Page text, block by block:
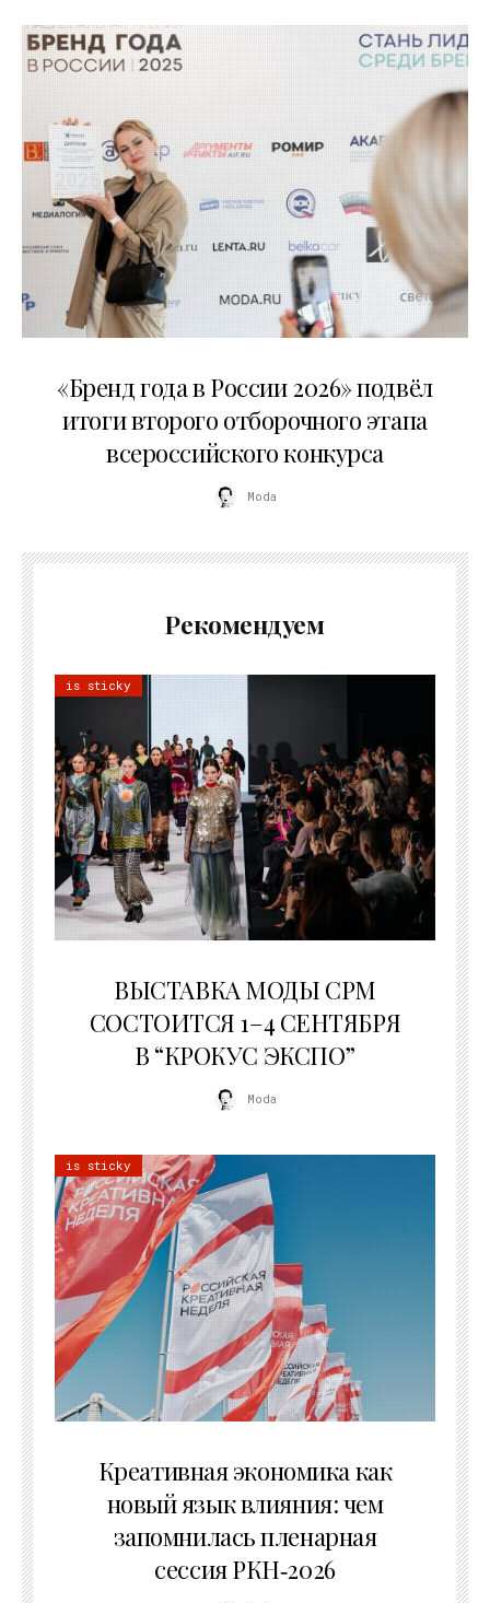
«Бренд года в России 2026» подвёл
итоги второго отборочного этапа
всероссийского конкурса
Moda
Рекомендуем
is sticky
ВЫСТАВКА МОДЫ CPM
СОСТОИТСЯ 1–4 СЕНТЯБРЯ
В “КРОКУС ЭКСПО”
Moda
is sticky
Креативная экономика как
новый язык влияния: чем
запомнилась пленарная
сессия РКН‑2026